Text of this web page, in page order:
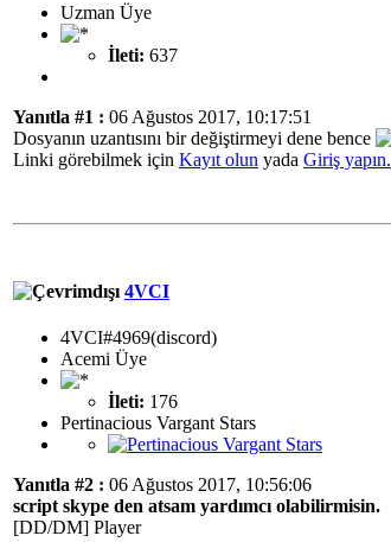
Uzman Üye
İleti: 637
Yanıtla #1 : 06 Ağustos 2017, 10:17:51
Dosyanın uzantısını bir değiştirmeyi dene bence
Linki görebilmek için Kayıt olun yada Giriş yapın.
4VCI
4VCI#4969(discord)
Acemi Üye
İleti: 176
Pertinacious Vargant Stars
Yanıtla #2 : 06 Ağustos 2017, 10:56:06
script skype den atsam yardımcı olabilirmisin.
[DD/DM] Player